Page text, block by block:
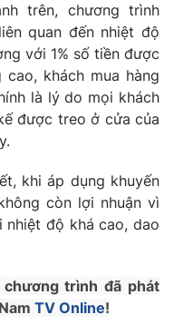
trên, chương trình
quan đến nhiệt độ
với 1% số tiền được
khách mua hàng
là lý do mọi khách
được treo ở cửa của
khi áp dụng khuyến
còn lợi nhuận vì
nhiệt độ khá cao, dao
trình đã phát
TV Online!